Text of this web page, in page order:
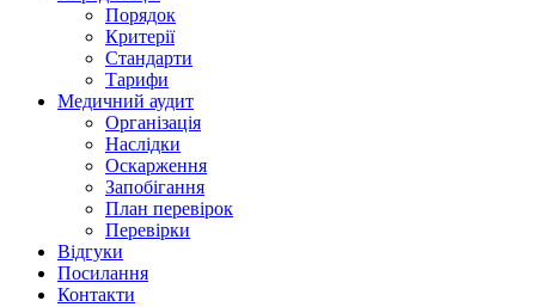
Порядок
Критерії
Стандарти
Тарифи
Медичний аудит
Організація
Наслідки
Оскарження
Запобігання
План перевірок
Перевірки
Відгуки
Посилання
Контакти